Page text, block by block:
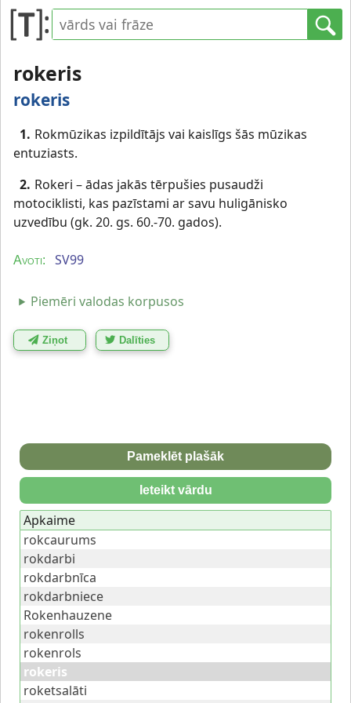
rokeris
rokeris
1. Rokmūzikas izpildītājs vai kaislīgs šās mūzikas
entuziasts.
2. Rokeri – ādas jakās tērpušies pusaudži
motociklisti, kas pazīstami ar savu huligānisko
uzvedību (gk. 20. gs. 60.-70. gados).
Avoti: SV99
Piemēri valodas korpusos
Ziņot Dalīties
Pameklēt plašāk
Ieteikt vārdu
Apkaime
rokcaurums
rokdarbi
rokdarbnīca
rokdarbniece
Rokenhauzene
rokenrolls
rokenrols
rokeris
roketsalāti